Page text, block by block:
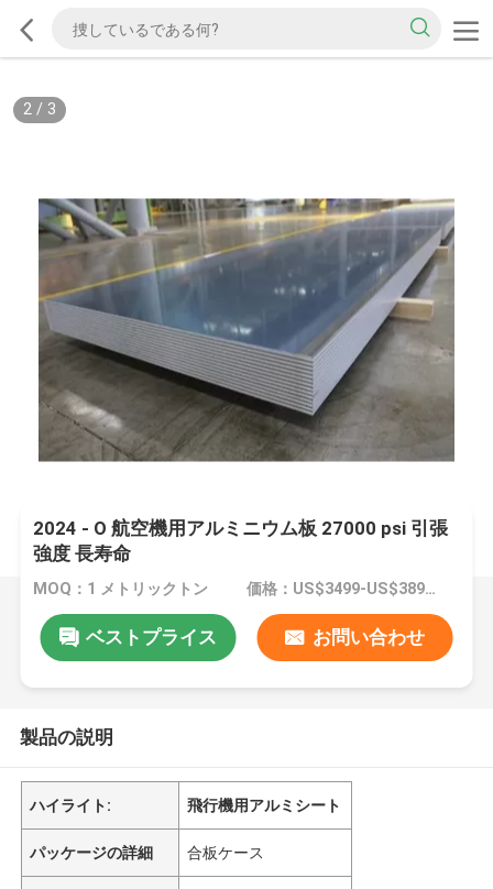
2/ 3
2024 - O 航空機用アルミニウム板 27000 psi 引張
強度 長寿命
MOQ：1 メトリックトン 価格：US$3499-US$3899/ metric ton
ベストプライス お問い合わせ
製品の説明
ハイライト: 飛行機用アルミシート
パッケージの詳細 合板ケース